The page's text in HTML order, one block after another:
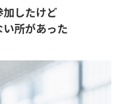
加したけど
所があった